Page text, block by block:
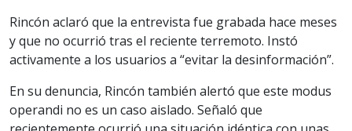
Rincón aclaró que la entrevista fue grabada hace meses
y que no ocurrió tras el reciente terremoto. Instó
activamente a los usuarios a “evitar la desinformación”.
En su denuncia, Rincón también alertó que este modus
operandi no es un caso aislado. Señaló que